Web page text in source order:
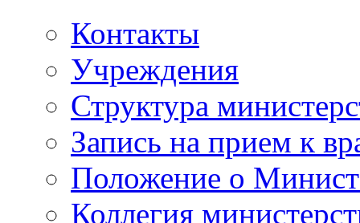
Контакты
Учреждения
Структура
Запись на прием к
Положение о
Коллегия